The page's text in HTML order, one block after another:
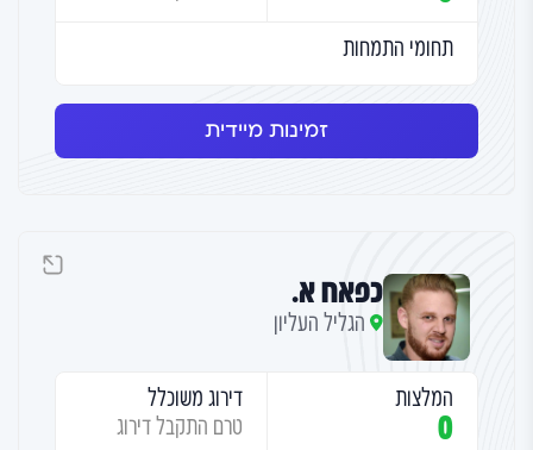
תחומי התמחות
זמינות מיידית
כפאח א.
הגליל העליון
המלצות
0
דירוג משוכלל
טרם התקבל דירוג